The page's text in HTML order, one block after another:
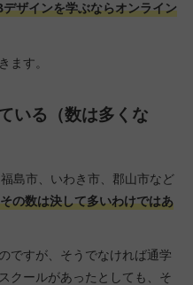
デザインを学ぶならオンライン
ます。
いる（数は多くな
島市、いわき市、郡山市など
その数は決して多いわけではあ
ですが、そうでなければ通学
クールがあったとしても、そ